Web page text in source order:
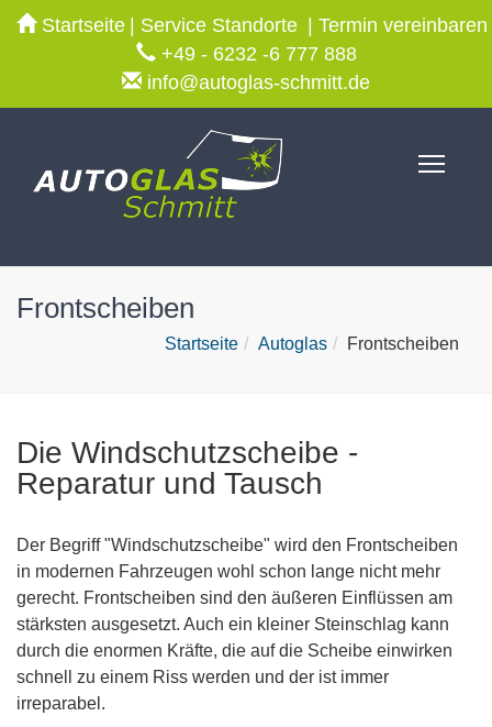
Startseite Service Standorte
Termin vereinbaren
+49 - 6232 -6 777 888
info@autoglas-schmitt.de
Frontscheiben
Startseite Autoglas Frontscheiben
Die Windschutzscheibe -
Reparatur und Tausch
Der Begriff "Windschutzscheibe" wird den Frontscheiben
in modernen Fahrzeugen wohl schon lange nicht mehr
gerecht. Frontscheiben sind den äußeren Einflüssen am
stärksten ausgesetzt. Auch ein kleiner Steinschlag kann
durch die enormen Kräfte, die auf die Scheibe einwirken
schnell zu einem Riss werden und der ist immer
irreparabel.